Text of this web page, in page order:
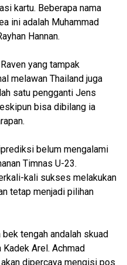
kartu. Beberapa nama
ini adalah Muhammad
Hannan.
yang tampak
melawan Thailand juga
satu pengganti Jens
bisa dibilang ia
belum mengalami
Timnas U-23.
kali sukses melakukan
tetap menjadi pilihan
tengah andalah skuad
Kadek Arel. Achmad
dipercaya mengisi pos